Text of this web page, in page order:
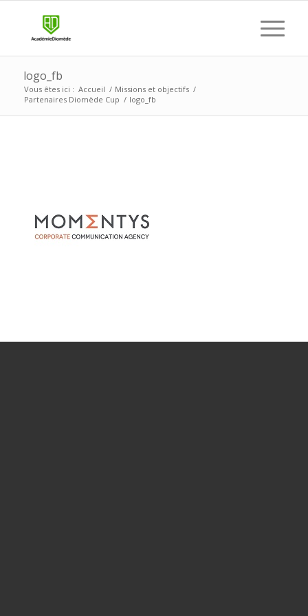
logo_fb
Vous êtes ici : Accueil / Missions et objectifs /
Partenaires Diomède Cup / logo_fb